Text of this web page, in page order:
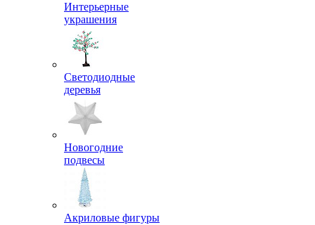
Интерьерные
украшения
Светодиодные
деревья
Новогодние
подвесы
Акриловые фигуры